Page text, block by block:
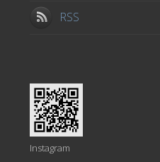
RSS
Instagram